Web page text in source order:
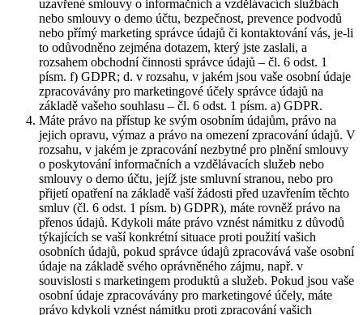
uzavřené smlouvy o informačních a vzdělávacích službách
nebo smlouvy o demo účtu, bezpečnost, prevence podvodů
nebo přímý marketing správce údajů či kontaktování vás, je-li
to odůvodněno zejména dotazem, který jste zaslali, a
rozsahem obchodní činnosti správce údajů – čl. 6 odst. 1
písm. f) GDPR; d. v rozsahu, v jakém jsou vaše osobní údaje
zpracovávány pro marketingové účely správce údajů na
základě vašeho souhlasu – čl. 6 odst. 1 písm. a) GDPR.
Máte právo na přístup ke svým osobním údajům, právo na
jejich opravu, výmaz a právo na omezení zpracování údajů. V
rozsahu, v jakém je zpracování nezbytné pro plnění smlouvy
o poskytování informačních a vzdělávacích služeb nebo
smlouvy o demo účtu, jejíž jste smluvní stranou, nebo pro
přijetí opatření na základě vaší žádosti před uzavřením těchto
smluv (čl. 6 odst. 1 písm. b) GDPR), máte rovněž právo na
přenos údajů. Kdykoli máte právo vznést námitku z důvodů
týkajících se vaší konkrétní situace proti použití vašich
osobních údajů, pokud správce údajů zpracovává vaše osobní
údaje na základě svého oprávněného zájmu, např. v
souvislosti s marketingem produktů a služeb. Pokud jsou vaše
osobní údaje zpracovávány pro marketingové účely, máte
právo kdykoli vznést námitku proti zpracování vašich